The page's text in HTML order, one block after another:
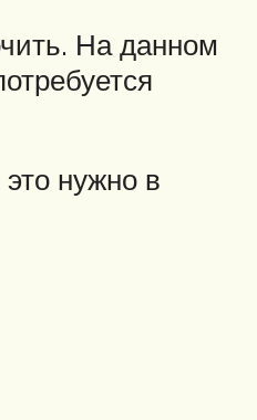
На данном
нужно в